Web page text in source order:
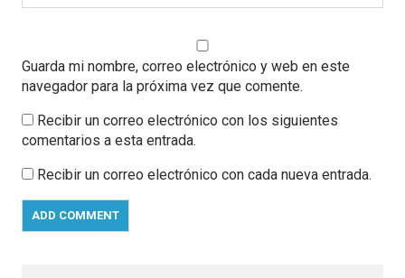
Guarda mi nombre, correo electrónico y web en este
navegador para la próxima vez que comente.
Recibir un correo electrónico con los siguientes
comentarios a esta entrada.
Recibir un correo electrónico con cada nueva entrada.